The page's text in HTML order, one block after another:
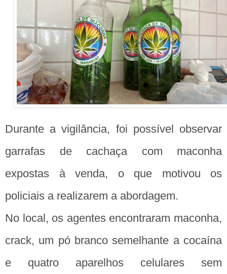
Durante a vigilância, foi possível observar
garrafas de cachaça com maconha
expostas à venda, o que motivou os
policiais a realizarem a abordagem.
No local, os agentes encontraram maconha,
crack, um pó branco semelhante a cocaína
e quatro aparelhos celulares sem